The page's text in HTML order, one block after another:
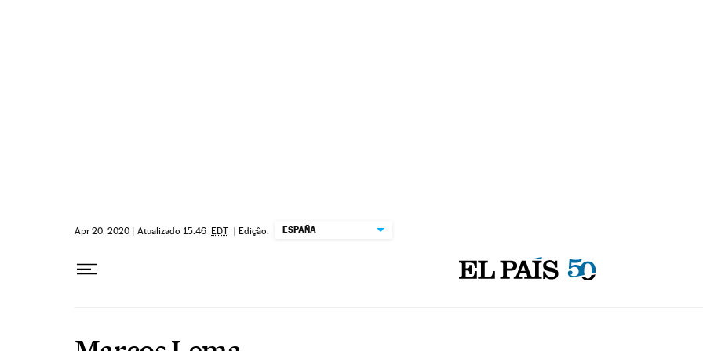
Apr 20, 2020 | Atualizado 15:46 EDT | Edição: ESPAÑA